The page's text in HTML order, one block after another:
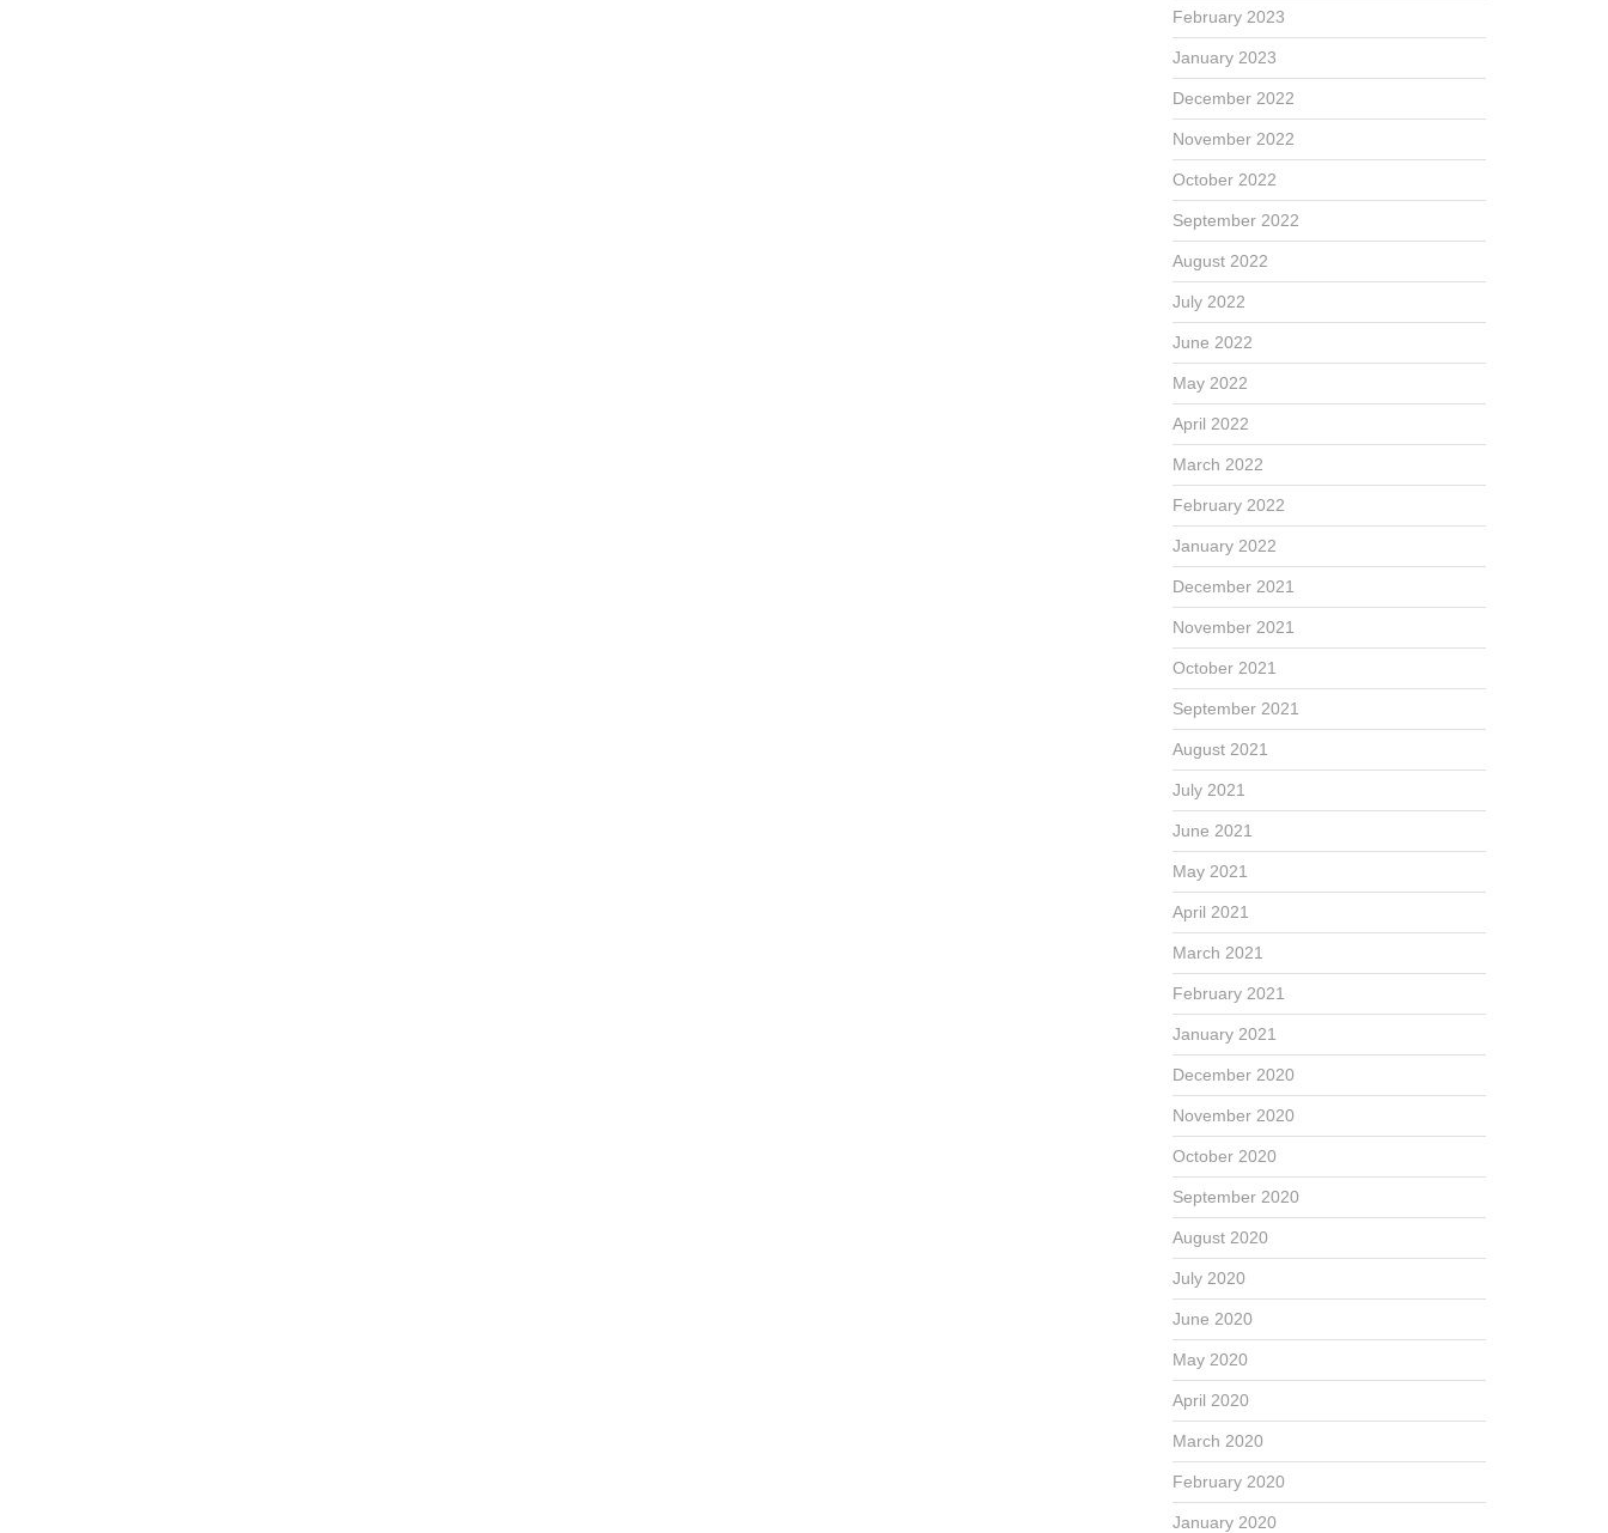
February 2023
January 2023
December 2022
November 2022
October 2022
September 2022
August 2022
July 2022
June 2022
May 2022
April 2022
March 2022
February 2022
January 2022
December 2021
November 2021
October 2021
September 2021
August 2021
July 2021
June 2021
May 2021
April 2021
March 2021
February 2021
January 2021
December 2020
November 2020
October 2020
September 2020
August 2020
July 2020
June 2020
May 2020
April 2020
March 2020
February 2020
January 2020